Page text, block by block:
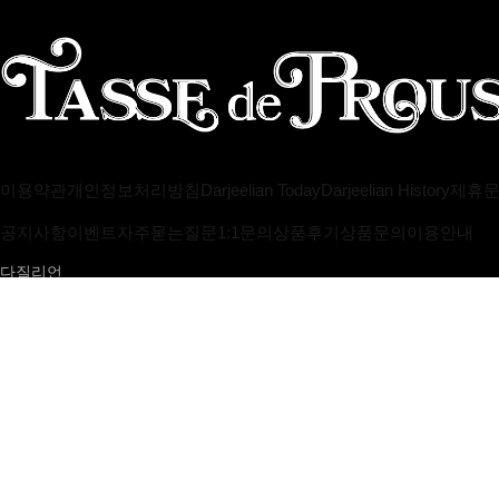
이용약관 개인정보처리방침 Darjeelian TodayDarjeelian History 제휴문
공지사항 이벤트 자주묻는질문 1:1문의 상품후기 상품문의 이용안내
다질리언